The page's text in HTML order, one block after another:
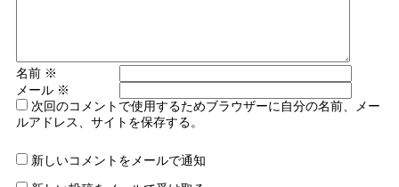
名前 ※
メール ※
次回のコメントで使用するためブラウザーに自分の名前、メー
ルアドレス、サイトを保存する。
新しいコメントをメールで通知